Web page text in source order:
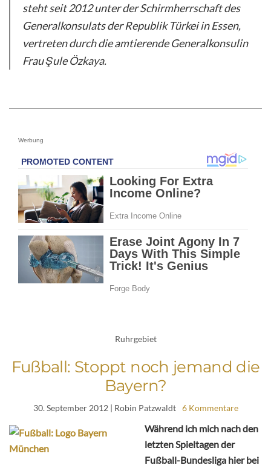
steht seit 2012 unter der Schirmherrschaft des
Generalkonsulats der Republik Türkei in Essen,
vertreten durch die amtierende Generalkonsulin
Frau Şule Özkaya.
Werbung
Ruhrgebiet
Fußball: Stoppt noch jemand die
Bayern?
30. September 2012| Robin Patzwaldt 6 Kommentare
Während ich mich nach den
letzten Spieltagen der
Fußball-Bundesliga hier bei